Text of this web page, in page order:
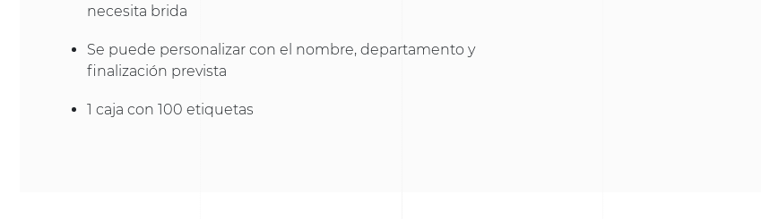
necesita brida
Se puede personalizar con el nombre, departamento y
finalización prevista
1 caja con 100 etiquetas